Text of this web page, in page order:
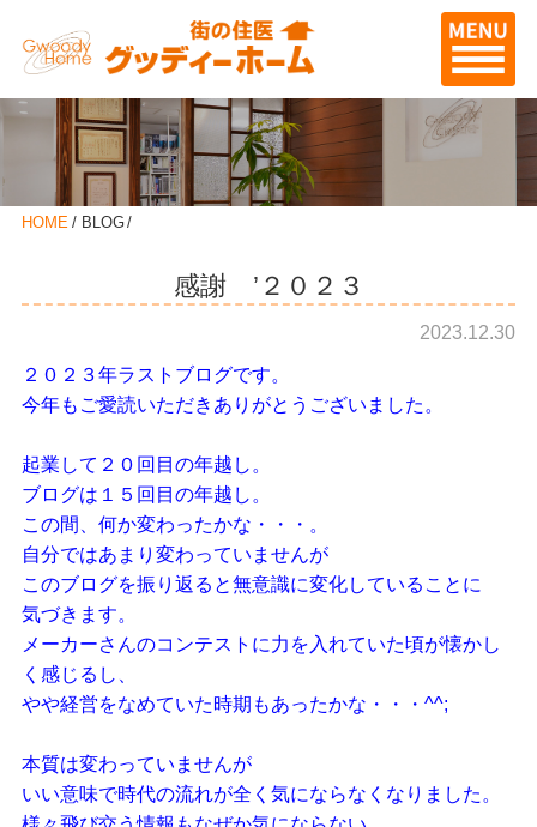
HOME BLOG
感謝 ’２０２３
2023.12.30
２０２３年ラストブログです。
今年もご愛読いただきありがとうございました。
起業して２０回目の年越し。
ブログは１５回目の年越し。
この間、何か変わったかな・・・。
自分ではあまり変わっていませんが
このブログを振り返ると無意識に変化していることに
気づきます。
メーカーさんのコンテストに力を入れていた頃が懐かし
く感じるし、
やや経営をなめていた時期もあったかな・・・^^;
本質は変わっていませんが
いい意味で時代の流れが全く気にならなくなりました。